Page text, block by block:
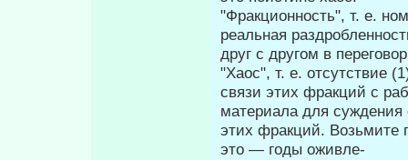
"Фракционность", т. е.
реаль­ная
друг с другом в
"Хаос", т. е. отсутствие
связи этих фракций с
материала для
этих фракций. Возьмите
это — годы оживле-